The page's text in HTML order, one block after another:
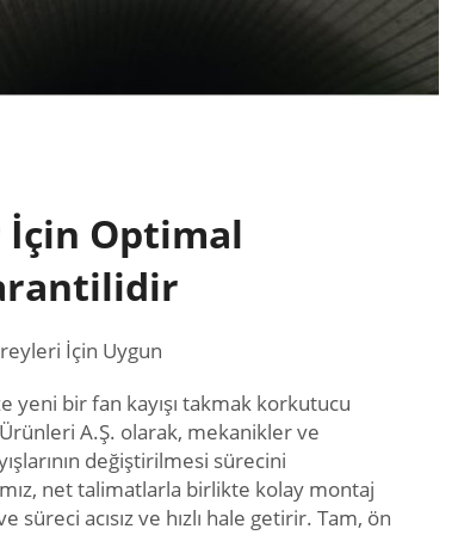
İçin Optimal
İçin Uygun
yeni bir fan kayışı takmak korkutucu
A.Ş. olarak, mekanikler ve
değiştirilmesi sürecini
net talimatlarla birlikte kolay montaj
süreci acısız ve hızlı hale getirir. Tam, ön